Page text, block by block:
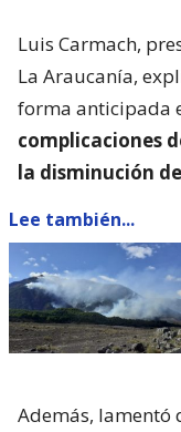
Luis Carmach,
La Araucanía,
forma anticipada
complicaciones
la disminución
Lee también...
Además, lamentó